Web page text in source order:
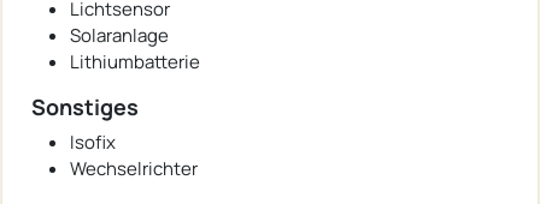
Lichtsensor
Solaranlage
Lithiumbatterie
Sonstiges
Isofix
Wechselrichter